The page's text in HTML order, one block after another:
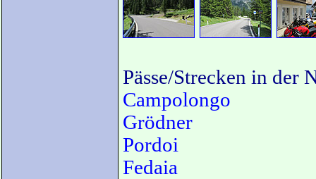
Pässe/Strecken in der
Campolongo
Grödner
Pordoi
Fedaia